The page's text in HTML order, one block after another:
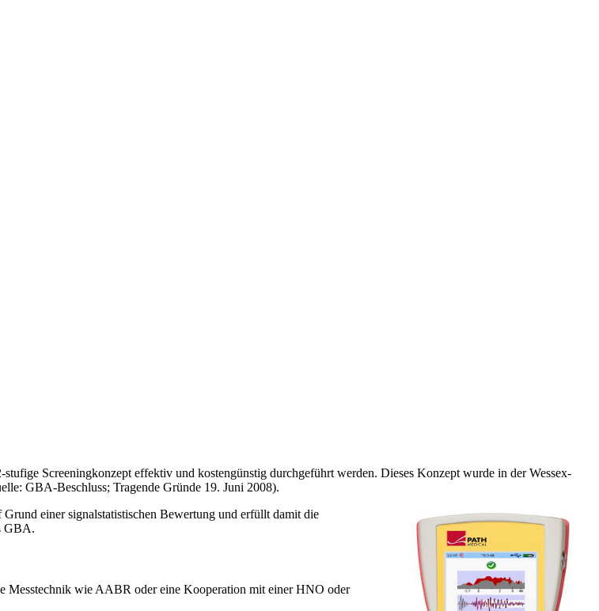
Screeningkonzept effektiv und kostengünstig durchgeführt werden. Dieses Konzept wurde in der Wessex-
GBA-Beschluss; Tragende Gründe 19. Juni 2008).
einer signalstatistischen Bewertung und erfüllt damit die
GBA.
Messtechnik wie AABR oder eine Kooperation mit einer HNO oder